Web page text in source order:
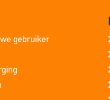
gebruiker